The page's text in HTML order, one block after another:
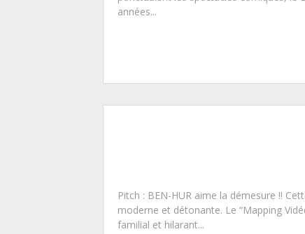
années...
Pitch : BEN-HUR aime la démesure !!
moderne et détonante. Le “Mapping
familial et hilarant...